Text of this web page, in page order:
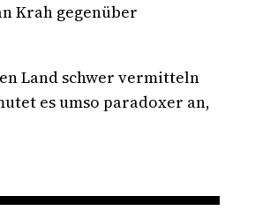
Krah gegenüber
Land schwer vermitteln
es umso paradoxer an,